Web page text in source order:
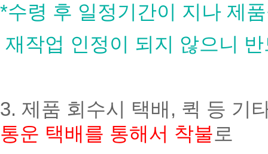
*수령 후 일정기간이 지나 제
재작업 인정이 되지 않으니
3. 제품 회수시 택배, 퀵 등 기
통운 택배를 통해서 착불 로